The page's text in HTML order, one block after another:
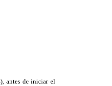
antes de iniciar el